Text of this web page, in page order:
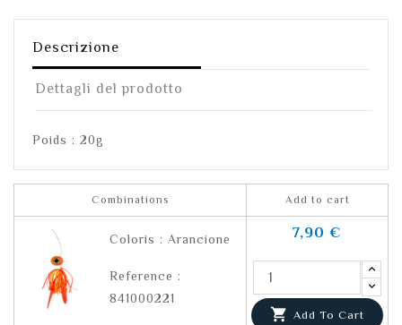
Descrizione
Dettagli del prodotto
Poids : 20g
Combinations Add to cart
Coloris : Arancione
Reference :
841000221
7,90 €
 Add To Cart